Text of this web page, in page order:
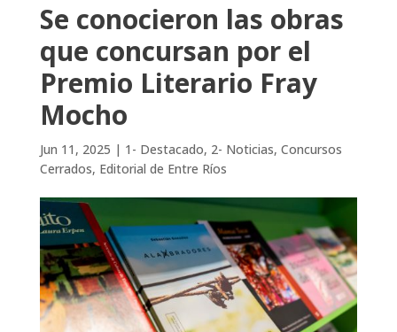
Se conocieron las obras
que concursan por el
Premio Literario Fray
Mocho
Jun 11, 2025 | 1- Destacado, 2- Noticias, Concursos
Cerrados, Editorial de Entre Ríos